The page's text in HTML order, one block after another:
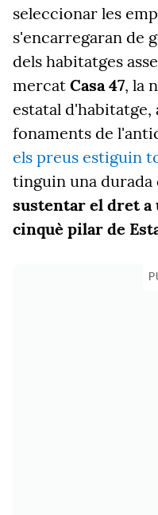
seleccionar les
s'encarregaran de
dels habitatges
mercat Casa 47, la
estatal d'habitatge,
fonaments de
els preus estiguin
tinguin una durada
sustentar el dret a
cinquè pilar de